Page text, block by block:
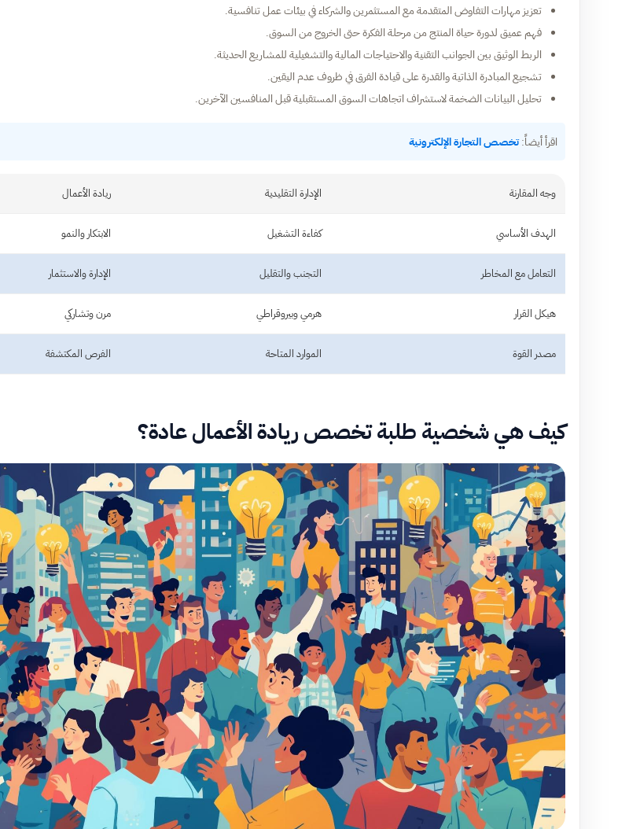
تعزيز مهارات التفاوض المتقدمة مع المستثمرين والشركاء في بيئات عمل تنافسية.
فهم عميق لدورة حياة المنتج من مرحلة الفكرة حتى الخروج من السوق.
الربط الوثيق بين الجوانب التقنية والاحتياجات المالية والتشغيلية للمشاريع الحديثة.
تشجيع المبادرة الذاتية والقدرة على قيادة الفرق في ظروف عدم اليقين.
تحليل البيانات الضخمة لاستشراف اتجاهات السوق المستقبلية قبل المنافسين الآخرين.
اقرأ أيضاً:تخصص التجارة الإلكترونية
وجه المقارنة الإدارة التقليدية ريادة الأعمال
الهدف الأساسي كفاءة التشغيل الابتكار والنمو
التعامل مع المخاطر التجنب والتقليل الإدارة والاستثمار
هيكل القرار هرمي وبيروقراطي مرن وتشاركي
مصدر القوة الموارد المتاحة الفرص المكتشفة
كيف هي شخصية طلبة تخصص ريادة الأعمال عادة؟